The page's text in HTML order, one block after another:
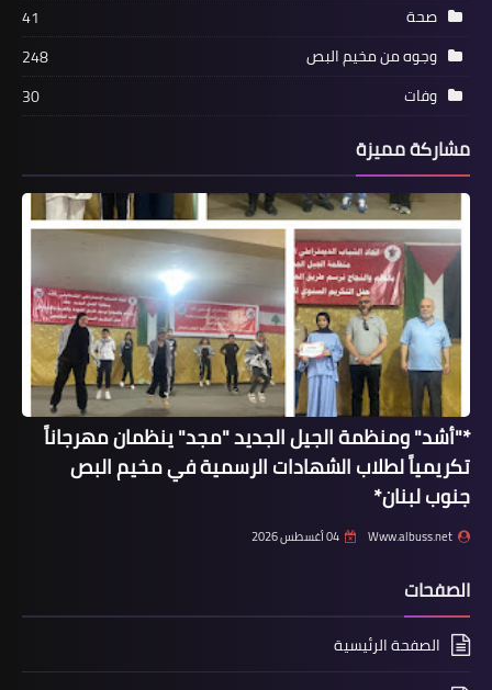
ضمن سلسلة اللقاءات التي تجريها جبهة
التحرير الفلسطينية ...
أخبار ‏البص
فصائل تحالف القوي الفلسطينية ‏تعقد
‏اجتماعاً ‏في ‏مقر ‏منظمة ‏الصاعقة ‏في
‏مخيم ‏البص
صحة
41
وجوه من مخيم البص
248
وفات
30
مشاركة مميزة
*"أشد" ومنظمة الجيل الجديد "مجد" ينظمان مهرجاناً
تكريمياً لطلاب الشهادات الرسمية في مخيم البص
جنوب لبنان*
Www.albuss.net 04 أغسطس 2026
الصفحات
الصفحة الرئيسية